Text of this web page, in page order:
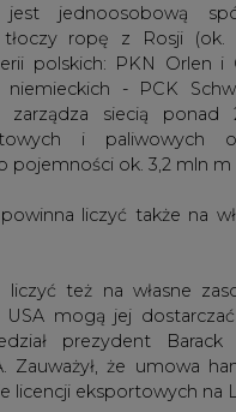
jest jednoosobową
tłoczy ropę z Rosji
polskich: PKN Orlen i
niemieckich - PCK
zarządza siecią
i paliwowych
pojemności ok. 3,2 mln m
liczyć także na
liczyć też na własne
USA mogą jej
prezydent
Zauważył, że umowa
licencji eksportowych na